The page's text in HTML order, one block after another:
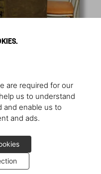
are required for our
us to understand
and enable us to
and ads.